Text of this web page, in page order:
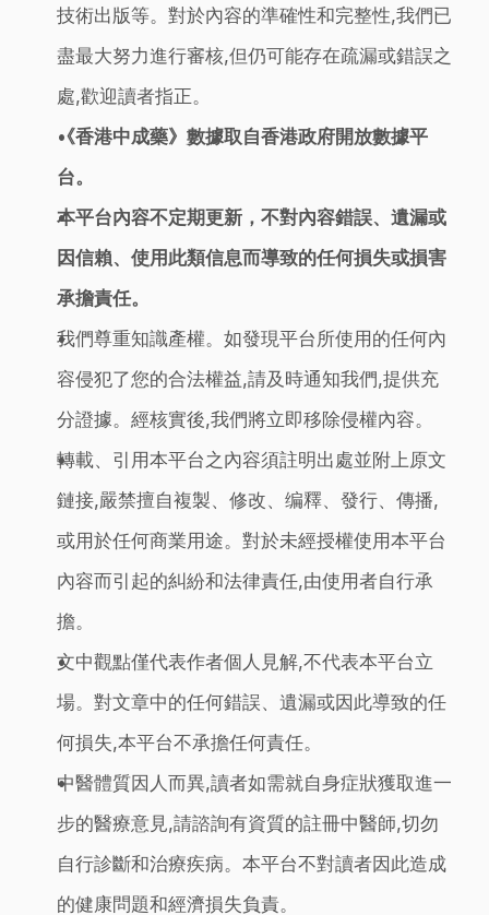
技術出版等。對於內容的準確性和完整性,我們已
盡最大努力進行審核,但仍可能存在疏漏或錯誤之
處,歡迎讀者指正。
《香港中成藥》數據取自香港政府開放數據平
台。
本平台內容不定期更新，不對內容錯誤、遺漏或
因信賴、使用此類信息而導致的任何損失或損害
承擔責任。
我們尊重知識產權。如發現平台所使用的任何內
容侵犯了您的合法權益,請及時通知我們,提供充
分證據。經核實後,我們將立即移除侵權內容。
轉載、引用本平台之內容須註明出處並附上原文
鏈接,嚴禁擅自複製、修改、编釋、發行、傳播,
或用於任何商業用途。對於未經授權使用本平台
內容而引起的糾紛和法律責任,由使用者自行承
擔。
文中觀點僅代表作者個人見解,不代表本平台立
場。對文章中的任何錯誤、遺漏或因此導致的任
何損失,本平台不承擔任何責任。
中醫體質因人而異,讀者如需就自身症狀獲取進一
步的醫療意見,請諮詢有資質的註冊中醫師,切勿
自行診斷和治療疾病。本平台不對讀者因此造成
的健康問題和經濟損失負責。